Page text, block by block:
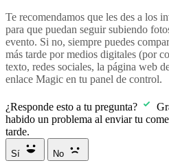
Te recomendamos que les des a los
para que puedan seguir subiendo
evento. Si no, siempre puedes
más tarde por medios digitales (por
texto, redes sociales, la página web
enlace Magic en tu panel de control.
¿Responde esto a tu pregunta?
habido un problema al enviar tu
tarde.
Sí No